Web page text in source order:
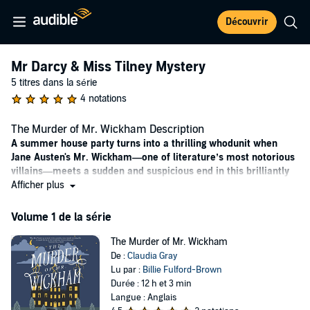
Découvrir
Mr Darcy & Miss Tilney Mystery
5 titres dans la série
4 notations
The Murder of Mr. Wickham Description
A summer house party turns into a thrilling whodunit when
Jane Austen's Mr. Wickham—one of literature’s most notorious
villains—meets a sudden and suspicious end in this brilliantly
imagined mystery featuring Austen’s leading literary
mystery, this is exactly the book she would have written." —
Alexander McCall Smith
The happily married Mr. Knightley and Emma are throwing a party
at their country estate, bringing together distant relatives and new
Afficher plus
Volume 1 de la série
The Murder of Mr. Wickham
De :Claudia Gray
Lu par : Billie Fulford-Brown
Durée : 12 h et 3 min
Langue : Anglais